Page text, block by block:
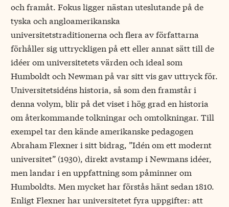
och framåt. Fokus ligger nästan uteslutande på de
tyska och angloamerikanska
universitetstraditionerna och flera av författarna
förhåller sig uttryckligen på ett eller annat sätt till de
idéer om universitetets värden och ideal som
Humboldt och Newman på var sitt vis gav uttryck för.
Universitetsidéns historia, så som den framstår i
denna volym, blir på det viset i hög grad en historia
om återkommande tolkningar och omtolkningar. Till
exempel tar den kände amerikanske pedagogen
Abraham Flexner i sitt bidrag, ”Idén om ett modernt
universitet” (1930), direkt avstamp i Newmans idéer,
men landar i en uppfattning som påminner om
Humboldts. Men mycket har förstås hänt sedan 1810.
Enligt Flexner har universitetet fyra uppgifter: att